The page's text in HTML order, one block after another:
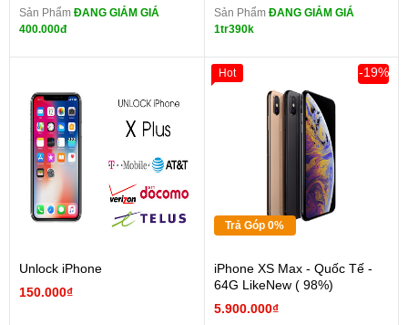
Sản Phẩm ĐANG GIẢM GIÁ
400.000đ
Sản Phẩm ĐANG GIẢM GIÁ
1tr390k
Unlock iPhone
150.000₫
Trả Góp 0%
iPhone XS Max - Quốc Tế -
64G LikeNew ( 98%)
5.900.000₫
-19%
Hot